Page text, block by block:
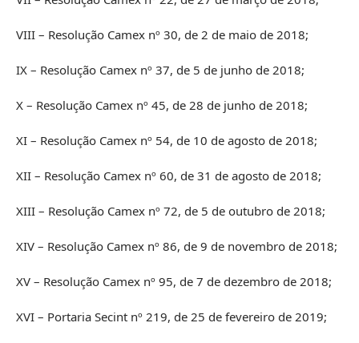
VIII – Resolução Camex nº 30, de 2 de maio de 2018;
IX – Resolução Camex nº 37, de 5 de junho de 2018;
X – Resolução Camex nº 45, de 28 de junho de 2018;
XI – Resolução Camex nº 54, de 10 de agosto de 2018;
XII – Resolução Camex nº 60, de 31 de agosto de 2018;
XIII – Resolução Camex nº 72, de 5 de outubro de 2018;
XIV – Resolução Camex nº 86, de 9 de novembro de 2018;
XV – Resolução Camex nº 95, de 7 de dezembro de 2018;
XVI – Portaria Secint nº 219, de 25 de fevereiro de 2019;